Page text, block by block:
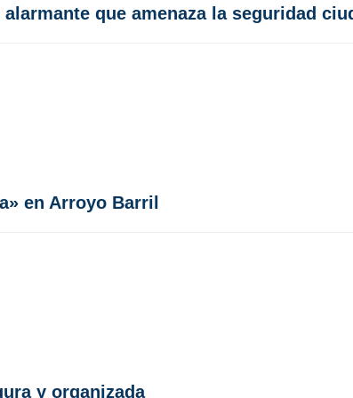
que amenaza la seguridad
en Arroyo Barril
y organizada